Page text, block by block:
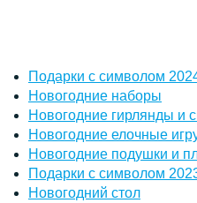
Подарки с символом
Новогодние наборы
Новогодние гирлянды и
Новогодние елочные
Новогодние подушки и
Подарки с символом
Новогодний стол